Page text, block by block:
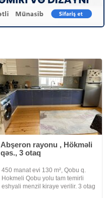
Abşeron rayonu , Hökməli
qəs., 3 otaq
450 manat evi 130 m², Qobu q.
Hokmeli Qobu yolu tam temirli
eshyali menzil kiraye verilir. 3 otag